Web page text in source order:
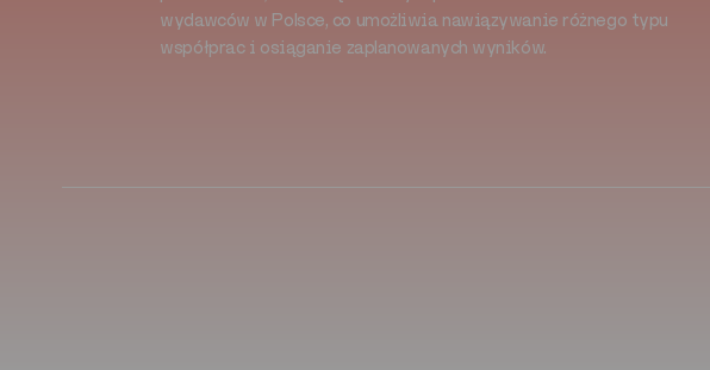
wydawców w Polsce, co umożliwia nawiązywanie różnego typu
współprac i osiąganie zaplanowanych wyników.